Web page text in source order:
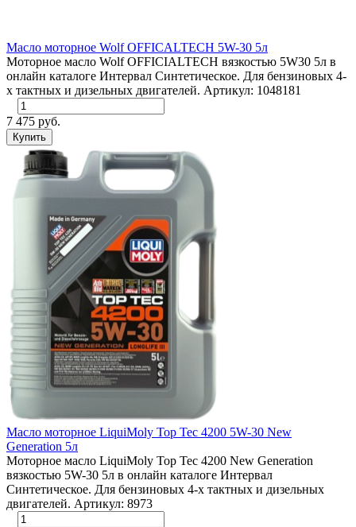
Масло моторное Wolf OFFICALTECH 5W-30 5л
Моторное масло Wolf OFFICIALTECH вязкостью 5W30 5л в
онлайн каталоге Интервал Синтетическое. Для бензиновых 4-
х тактных и дизельных двигателей. Артикул: 1048181
7 475 руб.
Купить
Масло моторное LiquiMoly Top Tec 4200 5W-30 New
Generation 5л
Моторное масло LiquiMoly Top Tec 4200 New Generation
вязкостью 5W-30 5л в онлайн каталоге Интервал
Синтетическое. Для бензиновых 4-х тактных и дизельных
двигателей. Артикул: 8973